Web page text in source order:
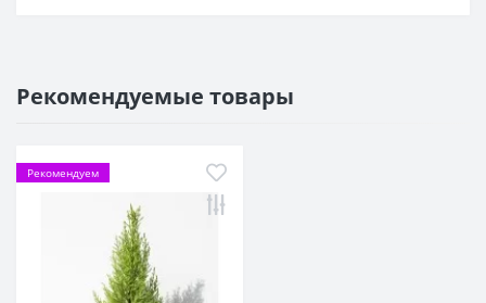
Рекомендуемые товары
Рекомендуем